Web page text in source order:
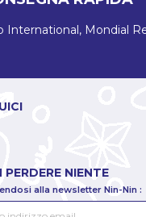
International, Mondial
PERDERE NIENTE
alla newsletter Nin-Nin :